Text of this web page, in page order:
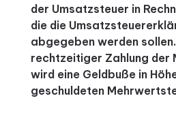
der Umsatzsteuer in
die die
abgegeben werden sollen.
rechtzeitiger Zahlung der
wird eine Geldbuße in
geschuldeten